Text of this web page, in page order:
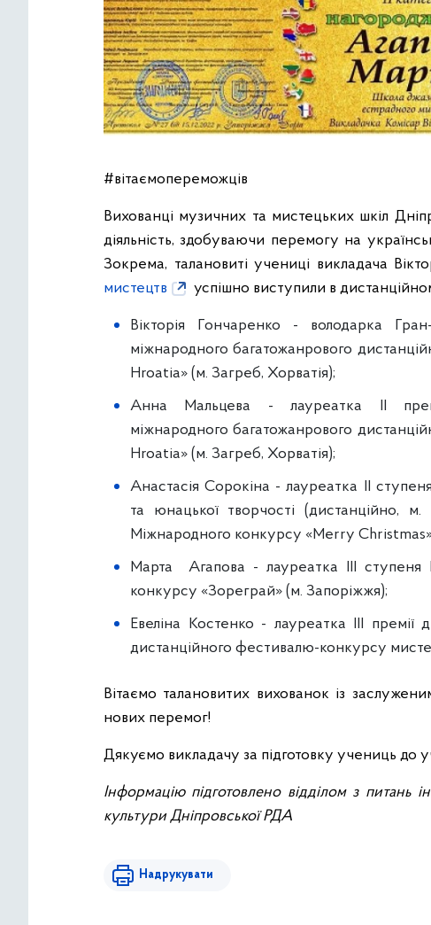
#вітаємопереможців
Вихованці музичних та мистецьких шкіл
діяльність, здобуваючи перемогу на
Зокрема, талановиті учениці викладача
мистецтв
успішно виступили в
Вікторія Гончаренко - володарка Гран-
міжнародного багатожанрового
Hroatia» (м. Загреб, Хорватія);
Анна Мальцева - лауреатка ІІ
міжнародного багатожанрового
Hroatia» (м. Загреб, Хорватія);
Анастасія Сорокіна - лауреатка II
та юнацької творчості (дистанційно,
Міжнародного конкурсу «Merry
Марта Агапова - лауреатка ІІІ
конкурсу «Зореграй» (м. Запоріжжя);
Евеліна Костенко - лауреатка ІІІ
дистанційного фестивалю-конкурсу
Вітаємо талановитих вихованок із
нових перемог!
Дякуємо викладачу за підготовку учениць до
Інформацію підготовлено відділом з питань
культури Дніпровської РДА
Надрукувати